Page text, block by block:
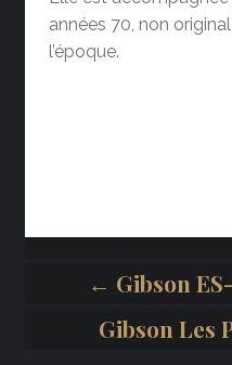
années 70, non
l’époque.
← Gibson
Gibson Les